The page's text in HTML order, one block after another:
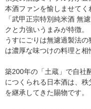
本酒ファンを愉しませてく
「武甲正宗特別純米酒 無
クと力強いうまみが特徴。
うすにごりは無濾過製法
は濃厚な味つけの料理と相
築200年の「土蔵」で自社
につくられる日本酒は、
を継承してきた賜物です。